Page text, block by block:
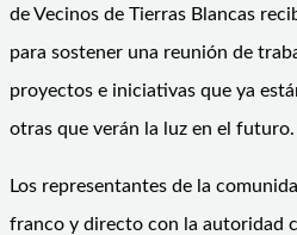
de Vecinos de Tierras Blancas
para sostener una reunión de
proyectos e iniciativas que ya
otras que verán la luz en el futuro.
Los representantes de la
franco y directo con la autoridad